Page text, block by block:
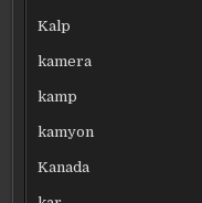
Kalp
kamera
kamp
kamyon
Kanada